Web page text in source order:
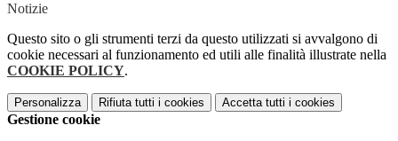
Notizie
Questo sito o gli strumenti terzi da questo utilizzati si avvalgono di
cookie necessari al funzionamento ed utili alle finalità illustrate nella
COOKIE POLICY.
Personalizza Rifiuta tutti i cookies Accetta tutti i cookies
Gestione cookie